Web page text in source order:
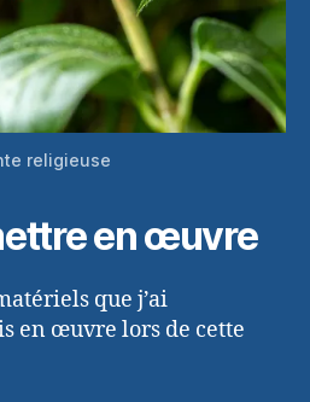
religieuse
en œuvre
que j’ai
en œuvre lors de cette